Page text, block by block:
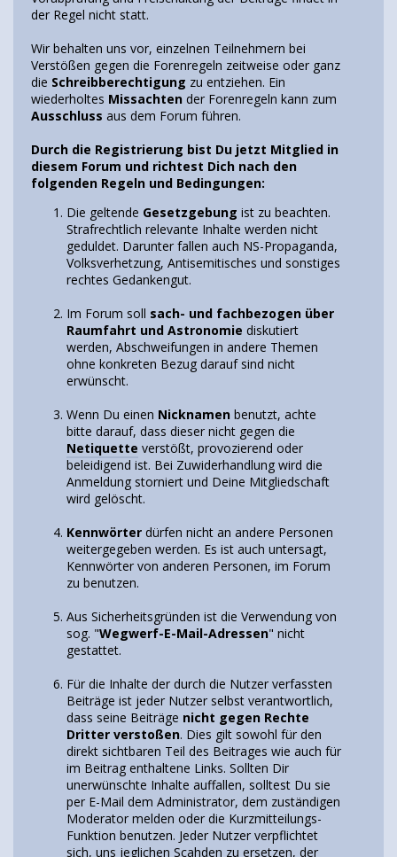
der Regel nicht statt.
Wir behalten uns vor, einzelnen Teilnehmern bei
Verstößen gegen die Forenregeln zeitweise oder ganz
die Schreibberechtigung zu entziehen. Ein
wiederholtes Missachten der Forenregeln kann zum
Ausschluss aus dem Forum führen.
Durch die Registrierung bist Du jetzt Mitglied in
diesem Forum und richtest Dich nach den
folgenden Regeln und Bedingungen:
Die geltende Gesetzgebung ist zu beachten.
Strafrechtlich relevante Inhalte werden nicht
geduldet. Darunter fallen auch NS-Propaganda,
Volksverhetzung, Antisemitisches und sonstiges
rechtes Gedankengut.
Im Forum soll sach- und fachbezogen über
Raumfahrt und Astronomie diskutiert
werden, Abschweifungen in andere Themen
ohne konkreten Bezug darauf sind nicht
erwünscht.
Wenn Du einen Nicknamen benutzt, achte
bitte darauf, dass dieser nicht gegen die
Netiquette verstößt, provozierend oder
beleidigend ist. Bei Zuwiderhandlung wird die
Anmeldung storniert und Deine Mitgliedschaft
wird gelöscht.
Kennwörter dürfen nicht an andere Personen
weitergegeben werden. Es ist auch untersagt,
Kennwörter von anderen Personen, im Forum
zu benutzen.
Aus Sicherheitsgründen ist die Verwendung von
sog. "Wegwerf-E-Mail-Adressen" nicht
gestattet.
Für die Inhalte der durch die Nutzer verfassten
Beiträge ist jeder Nutzer selbst verantwortlich,
dass seine Beiträge nicht gegen Rechte
Dritter verstoßen. Dies gilt sowohl für den
direkt sichtbaren Teil des Beitrages wie auch für
im Beitrag enthaltene Links. Sollten Dir
unerwünschte Inhalte auffallen, solltest Du sie
per E-Mail dem Administrator, dem zuständigen
Moderator melden oder die Kurzmitteilungs-
Funktion benutzen. Jeder Nutzer verpflichtet
sich, uns jeglichen Scahden zu ersetzen, der